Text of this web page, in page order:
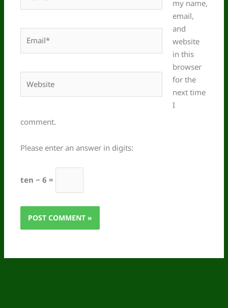
my name,
email,
and
website
in this
browser
for the
next time
I
comment.
Please enter an answer in digits:
ten − 6 =